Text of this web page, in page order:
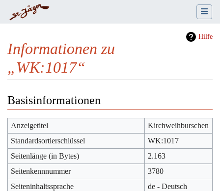
Hilfe
Informationen zu
„WK:1017“
Basisinformationen
Anzeigetitel
Kirchweihburschen
Standardsortierschlüssel
WK:1017
Seitenlänge (in Bytes)
2.163
Seitenkennnummer
3780
Seiteninhaltssprache
de - Deutsch